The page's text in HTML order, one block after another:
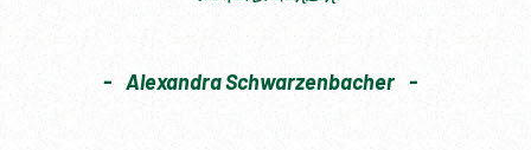
Alexandra Schwarzenbacher